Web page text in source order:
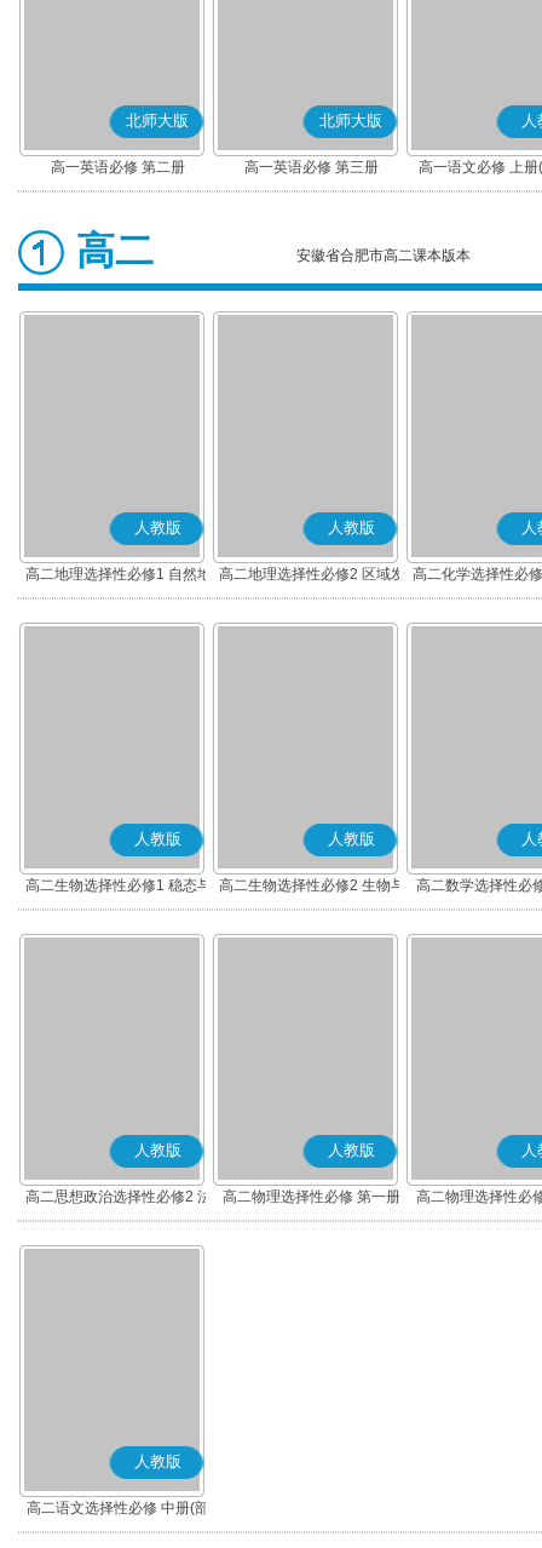
北师大版
高一英语必修 第二册
北师大版
高一英语必修 第三册
人
高一语文必修 上
高二 安徽省合肥市高二课本版本
人教版
高二地理选择性必修1 自然地
理基础
人教版
高二地理选择性必修2 区域发
展
人
高二化学选择性必
应原理
人教版
高二生物选择性必修1 稳态与
调节
人教版
高二生物选择性必修2 生物与
环境
人
高二数学选择性必
(A版)
人教版
高二思想政治选择性必修2 法
律与生活(部编版)
人教版
高二物理选择性必修 第一册
人
高二物理选择性必
人教版
高二语文选择性必修 中册(部
编版)